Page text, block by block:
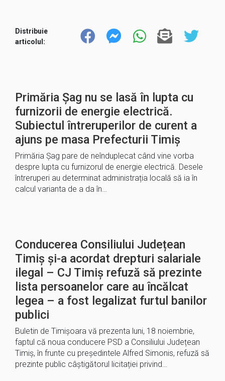
Distribuie
articolul:
Primăria Șag nu se lasă în lupta cu
furnizorii de energie electrică.
Subiectul întreruperilor de curent a
ajuns pe masa Prefecturii Timiș
Primăria Șag pare de neînduplecat când vine vorba
despre lupta cu furnizorul de energie electrică. Desele
întreruperi au determinat administrația locală să ia în
calcul varianta de a da în…
Conducerea Consiliului Județean
Timiș și-a acordat drepturi salariale
ilegal – CJ Timiș refuză să prezinte
lista persoanelor care au încălcat
legea – a fost legalizat furtul banilor
publici
Buletin de Timișoara vă prezenta luni, 18 noiembrie,
faptul că noua conducere PSD a Consiliului Județean
Timiș, în frunte cu președintele Alfred Simonis, refuză să
prezinte public câștigătorul licitației privind…